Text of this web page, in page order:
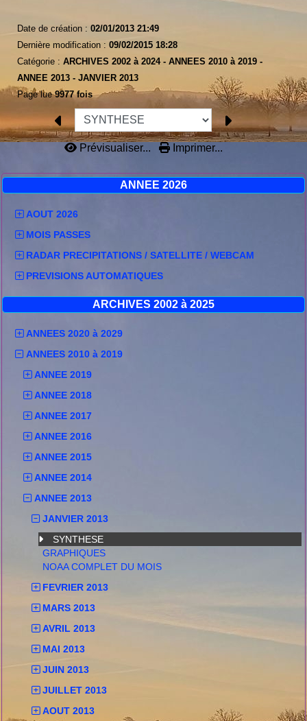
ANNEE 2026
AOUT 2026
MOIS PASSES
RADAR PRECIPITATIONS / SATELLITE / WEBCAM
PREVISIONS AUTOMATIQUES
ARCHIVES 2002 à 2025
ANNEES 2020 à 2029
ANNEES 2010 à 2019
ANNEE 2019
ANNEE 2018
ANNEE 2017
ANNEE 2016
ANNEE 2015
ANNEE 2014
ANNEE 2013
JANVIER 2013
SYNTHESE
GRAPHIQUES
NOAA COMPLET DU MOIS
FEVRIER 2013
MARS 2013
AVRIL 2013
MAI 2013
JUIN 2013
JUILLET 2013
AOUT 2013
Date de création : 02/01/2013 21:49
Dernière modification : 09/02/2015 18:28
Catégorie : ARCHIVES 2002 à 2024 - ANNEES 2010 à 2019 -
ANNEE 2013 - JANVIER 2013
Page lue9977 fois
Prévisualiser... Imprimer...